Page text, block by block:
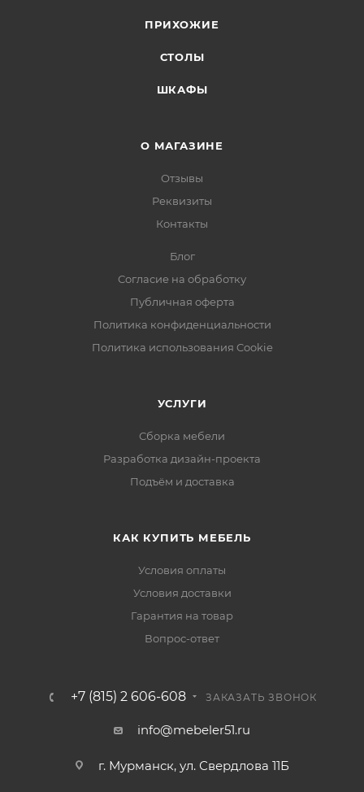
ПРИХОЖИЕ
СТОЛЫ
ШКАФЫ
О МАГАЗИНЕ
Отзывы
Реквизиты
Контакты
Блог
Согласие на обработку
Публичная оферта
Политика конфиденциальности
Политика использования Cookie
УСЛУГИ
Сборка мебели
Разработка дизайн-проекта
Подъём и доставка
КАК КУПИТЬ МЕБЕЛЬ
Условия оплаты
Условия доставки
Гарантия на товар
Вопрос-ответ
+7 (815) 2 606-608 ЗАКАЗАТЬ ЗВОНОК
info@mebeler51.ru
г. Мурманск, ул. Свердлова 11Б